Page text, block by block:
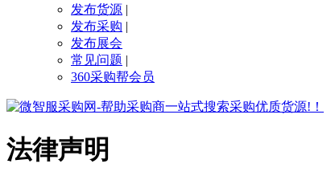
发布货源 |
发布采购 |
发布展会
常见问题 |
360采购帮会员
法律声明